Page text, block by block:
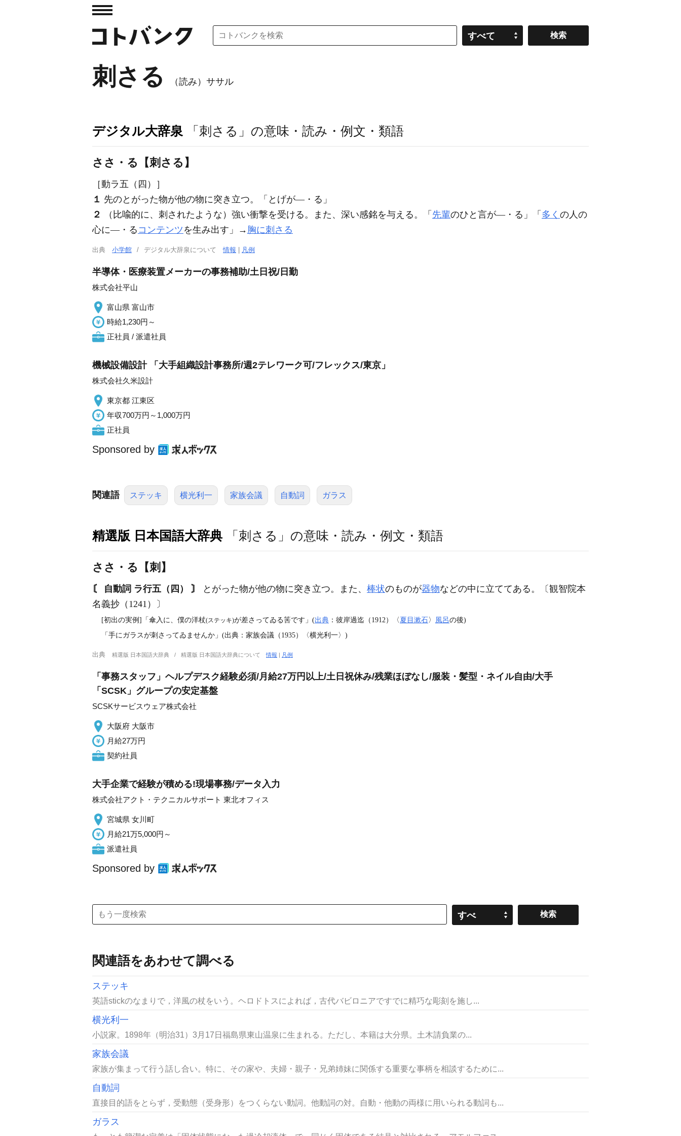
すべて
刺さる （読み）ササル
デジタル大辞泉 「刺さる」の意味・読み・例文・類語
ささ・る【刺さる】
［動ラ五（四）］
１ 先のとがった物が他の物に突き立つ。「とげが―・る」
２
（比喩的に、刺されたような）強い衝撃を受ける。また、深い感銘を与える。「 先輩のひと言が―・る」「 多く の人の
心に―・る コンテンツ を生み出す」→ 胸に刺さる
出典 小学館 デジタル大辞泉について情報 凡例
半導体・医療装置メーカーの事務補助/土日祝/日勤
株式会社平山
富山県 富山市
時給1,230円～
正社員 / 派遣社員
機械設備設計 「大手組織設計事務所/週2テレワーク可/フレックス/東京」
株式会社久米設計
東京都 江東区
年収700万円～1,000万円
正社員
Sponsored by
関連語 ステッキ 横光利一 家族会議 自動詞 ガラス
精選版 日本国語大辞典 「刺さる」の意味・読み・例文・類語
ささ・る【刺】
〘 自動詞 ラ行五（四） 〙 とがった物が他の物に突き立つ。また、 棒状のものが器物などの中に立ててある。〔観智院本
名義抄（1241）〕
[初出の実例]「傘入に、僕の洋杖(ステッキ)が差さってゐる筈です」(出典 ：彼岸過迄（1912）〈夏目漱石〉 風呂の後)
「手にガラスが刺さってゐませんか」(出典：家族会議（1935）〈横光利一〉)
出典 精選版 日本国語大辞典 精選版 日本国語大辞典について情報 | 凡例
「事務スタッフ」ヘルプデスク経験必須/月給27万円以上/土日祝休み/残業ほぼなし/服装・髪型・ネイル自由/大手
「SCSK」グループの安定基盤
SCSKサービスウェア株式会社
大阪府 大阪市
月給27万円
契約社員
大手企業で経験が積める!現場事務/データ入力
株式会社アクト・テクニカルサポート 東北オフィス
宮城県 女川町
月給21万5,000円～
派遣社員
Sponsored by
すべ
関連語をあわせて調べる
ステッキ
英語stickのなまりで，洋風の杖をいう。ヘロドトスによれば，古代バビロニアですでに精巧な彫刻を施し...
横光利一
小説家。1898年（明治31）3月17日福島県東山温泉に生まれる。ただし、本籍は大分県。土木請負業の...
家族会議
家族が集まって行う話し合い。特に、その家や、夫婦・親子・兄弟姉妹に関係する重要な事柄を相談するために...
自動詞
直接目的語をとらず，受動態（受身形）をつくらない動詞。他動詞の対。自動・他動の両様に用いられる動詞も...
ガラス